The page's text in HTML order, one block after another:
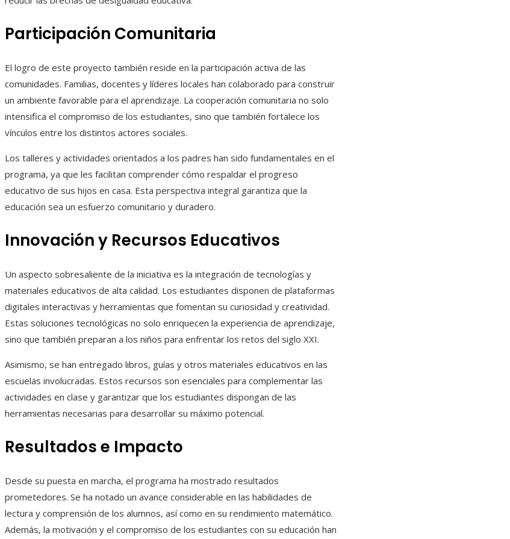
Participación Comunitaria
El logro de este proyecto también reside en la participación activa de las
comunidades. Familias, docentes y líderes locales han colaborado para construir
un ambiente favorable para el aprendizaje. La cooperación comunitaria no solo
intensifica el compromiso de los estudiantes, sino que también fortalece los
vínculos entre los distintos actores sociales.
Los talleres y actividades orientados a los padres han sido fundamentales en el
programa, ya que les facilitan comprender cómo respaldar el progreso
educativo de sus hijos en casa. Esta perspectiva integral garantiza que la
educación sea un esfuerzo comunitario y duradero.
Innovación y Recursos Educativos
Un aspecto sobresaliente de la iniciativa es la integración de tecnologías y
materiales educativos de alta calidad. Los estudiantes disponen de plataformas
digitales interactivas y herramientas que fomentan su curiosidad y creatividad.
Estas soluciones tecnológicas no solo enriquecen la experiencia de aprendizaje,
sino que también preparan a los niños para enfrentar los retos del siglo XXI.
Asimismo, se han entregado libros, guías y otros materiales educativos en las
escuelas involucradas. Estos recursos son esenciales para complementar las
actividades en clase y garantizar que los estudiantes dispongan de las
herramientas necesarias para desarrollar su máximo potencial.
Resultados e Impacto
Desde su puesta en marcha, el programa ha mostrado resultados
prometedores. Se ha notado un avance considerable en las habilidades de
lectura y comprensión de los alumnos, así como en su rendimiento matemático.
Además, la motivación y el compromiso de los estudiantes con su educación han